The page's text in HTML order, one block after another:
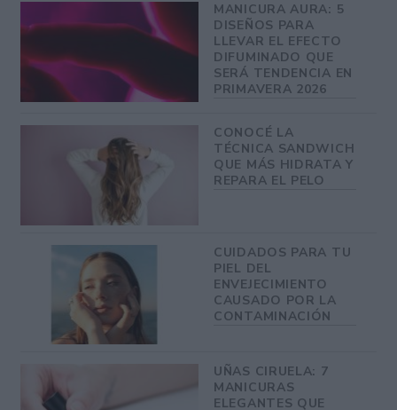
MANICURA AURA: 5
DISEÑOS PARA
LLEVAR EL EFECTO
DIFUMINADO QUE
SERÁ TENDENCIA EN
PRIMAVERA 2026
CONOCÉ LA
TÉCNICA SANDWICH
QUE MÁS HIDRATA Y
REPARA EL PELO
CUIDADOS PARA TU
PIEL DEL
ENVEJECIMIENTO
CAUSADO POR LA
CONTAMINACIÓN
UÑAS CIRUELA: 7
MANICURAS
ELEGANTES QUE